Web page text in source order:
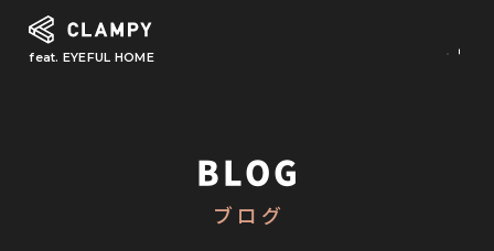
feat. EYEFUL HOME
Our Works
BLOG
ブログ